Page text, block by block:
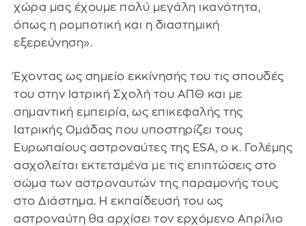
χώρα μας έχουμε πολύ μεγάλη ικανότητα,
όπως η ρομποτική και η διαστημική
εξερεύνηση».
Έχοντας ως σημείο εκκίνησής του τις σπουδές
του στην Ιατρική Σχολή του ΑΠΘ και με
σημαντική εμπειρία, ως επικεφαλής της
Ιατρικής Ομάδας που υποστηρίζει τους
Ευρωπαίους αστροναύτες της ESA, ο κ. Γολέμης
ασχολείται εκτεταμένα με τις επιπτώσεις στο
σώμα των αστροναυτών της παραμονής τους
στο Διάστημα. Η εκπαίδευσή του ως
αστροναύτη θα αρχίσει τον ερχόμενο Απρίλιο